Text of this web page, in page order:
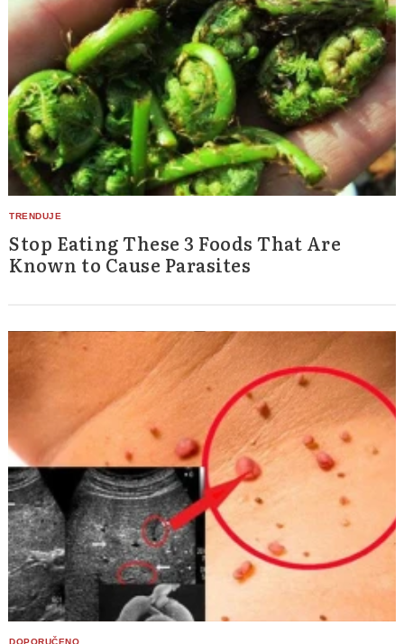
Stop Eating These 3 Foods That Are
Known to Cause Parasites